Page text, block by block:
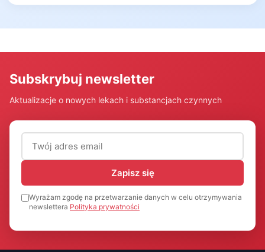
Subskrybuj newsletter
Aktualizacje o nowych lekach i substancjach czynnych
Adres email (wymagany)
Zapisz się
Wyrażam zgodę na przetwarzanie danych w celu otrzymywania
newslettera Polityka prywatności